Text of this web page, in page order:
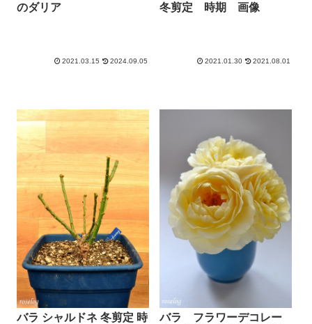
のダリア
2021.03.15 2024.09.05
冬剪定 時期 画像
2021.01.30 2021.08.01
バラ シャルドネ 冬剪定 時
バラ フラワーデコレー